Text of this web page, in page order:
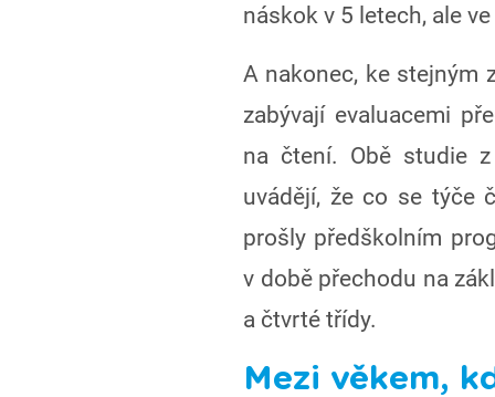
náskok v 5 letech, ale
A nakonec, ke stejným
zabývají evaluacemi
na čtení. Obě studie
uvádějí, že co se týče
prošly předškolním
v době přechodu na
a čtvrté třídy.
Mezi věkem,